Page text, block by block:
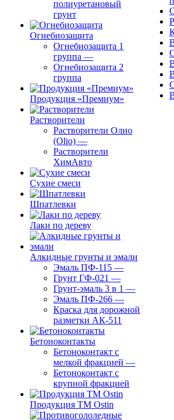
полиуретановый
грунт
Огнебиозащита
Огнебиозащита 1
группа —
Огнебиозащита 2
группа
Продукция «Премиум»
Растворители
Растворители Олио
(Olio) —
Растворители
ХимАвто
Сухие смеси
Шпатлевки
Лаки по дереву
Алкидные грунты и эмали
Эмаль ПФ-115 —
Грунт ГФ-021 —
Грунт-эмаль 3 в 1 —
Эмаль ПФ-266 —
Краска для дорожной
разметки АК-511
Бетоноконтакты
Бетоноконтакт с
мелкой фракцией —
Бетоноконтакт с
крупной фракцией
Продукция ТМ Ostin